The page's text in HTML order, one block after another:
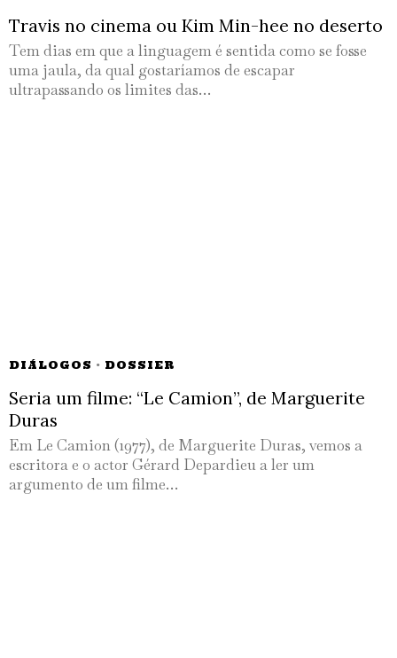
Travis no cinema ou Kim Min-hee no deserto
Tem dias em que a linguagem é sentida como se fosse
uma jaula, da qual gostaríamos de escapar
ultrapassando os limites das…
DIÁLOGOS · DOSSIER
Seria um filme: “Le Camion”, de Marguerite
Duras
Em Le Camion (1977), de Marguerite Duras, vemos a
escritora e o actor Gérard Depardieu a ler um
argumento de um filme…